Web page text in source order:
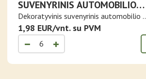
SUVENYRINIS AUTOMOBILIO
NUMERIO ŽENKLAS LIETUVA
Dekoratyvinis suvenyrinis automobilio ..
1,98 EUR/vnt. su PVM